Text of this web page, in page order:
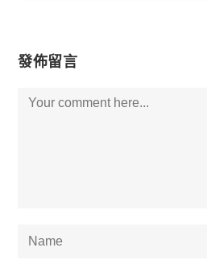
發佈留言
Comment
Enter